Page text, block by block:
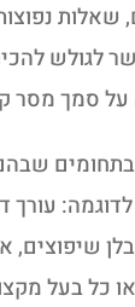
לגולש
על סמך מסר
עורך
שיפוצים,
כל בעל